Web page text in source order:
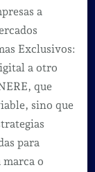
a
Exclusivos:
a otro
que
sino que
para
marca o